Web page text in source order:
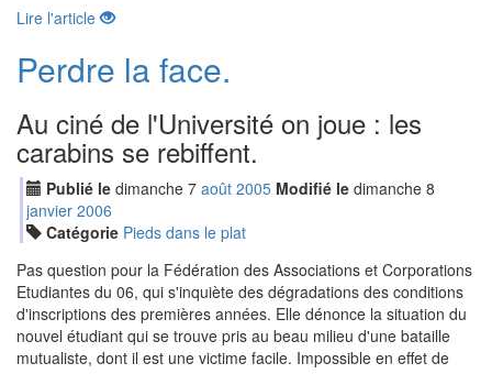
Lire l'article
Perdre la face.
Au ciné de l'Université on joue : les
carabins se rebiffent.
Publié le dimanche 7 août 2005 Modifié le dimanche 8
janvier 2006
Catégorie Pieds dans le plat
Pas question pour la Fédération des Associations et Corporations
Etudiantes du 06, qui s'inquiète des dégradations des conditions
d'inscriptions des premières années. Elle dénonce la situation du
nouvel étudiant qui se trouve pris au beau milieu d'une bataille
mutualiste, dont il est une victime facile. Impossible en effet de